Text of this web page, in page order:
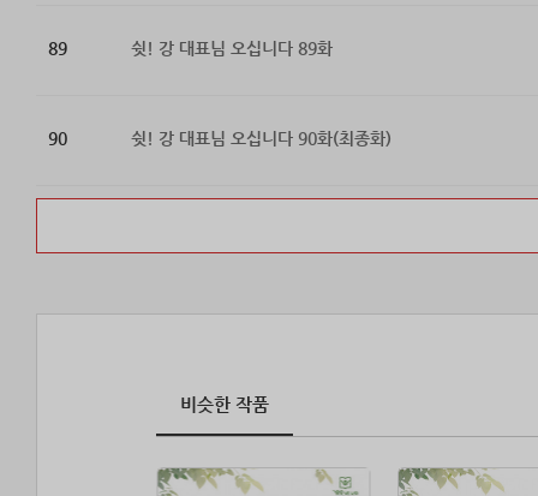
89 쉿! 강 대표님 오십니다 89화
90 쉿! 강 대표님 오십니다 90화(최종화)
비슷한 작품